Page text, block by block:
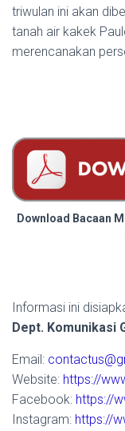
triwulan ini akan
tanah air kakek
merencanakan
Download Bacaan
Informasi ini
Dept. Komunikasi
Email:
Website: https://
Facebook: https://
Instagram: https://